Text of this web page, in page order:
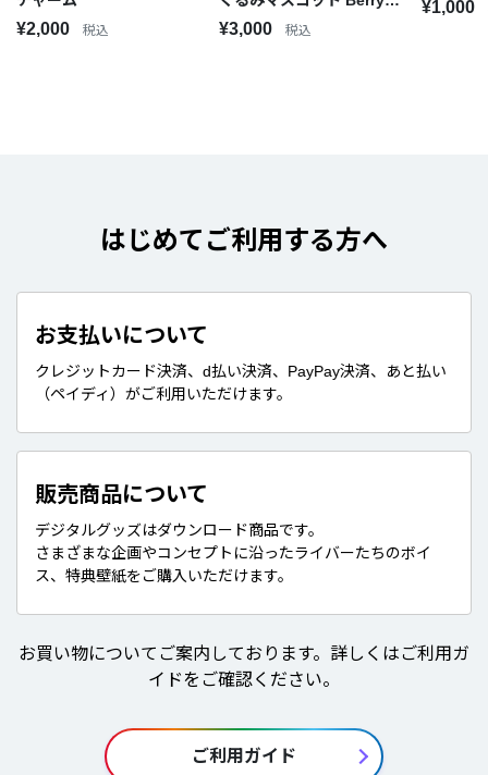
¥2,000 税込
Crown
¥3,000 税込
¥1,000
はじめてご利用する方へ
お支払いについて
クレジットカード決済、d払い決済、PayPay決済、あと払い
（ペイディ）がご利用いただけます。
販売商品について
デジタルグッズはダウンロード商品です。
さまざまな企画やコンセプトに沿ったライバーたちのボイ
ス、特典壁紙をご購入いただけます。
お買い物についてご案内しております。詳しくはご利用ガ
イドをご確認ください。
ご利用ガイド